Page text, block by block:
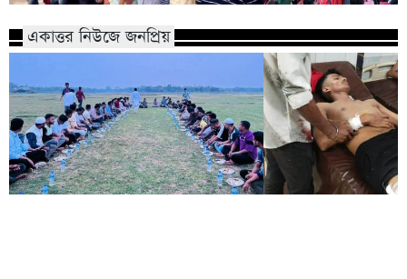
একাত্তর নিউজে জনপ্রিয়